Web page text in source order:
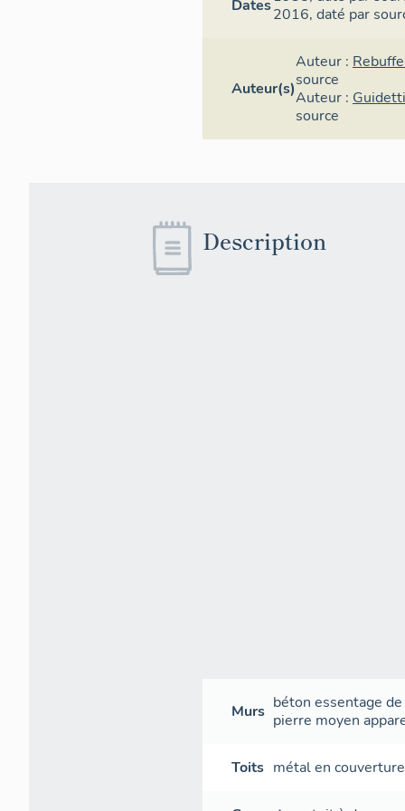
Dates2016,daté par
Auteur(s)
Auteur :
source
Auteur :
source
Description
Murs béton essentage
pierre moyen
Toits métal en couverture